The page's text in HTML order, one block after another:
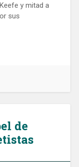
y mitad a
sus
de